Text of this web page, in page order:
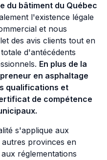
du bâtiment du Québec
l'existence légale
et nous
des avis clients tout en
d'antécédents
En plus de la
en asphaltage
qualifications et
de compétence
s'applique aux
provinces en
réglementations